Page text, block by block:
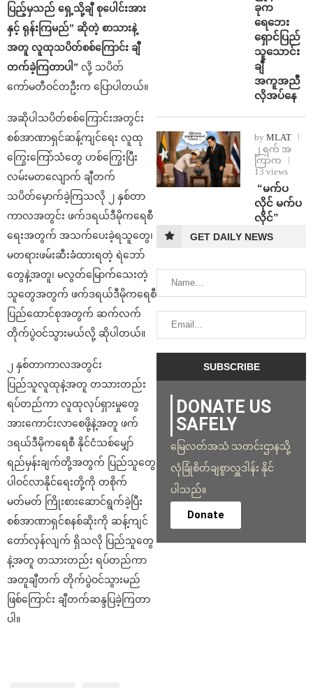
ပြည့်မှသည် ရှေ့သို့ချီ စုပေါင်းအား
နှင့် ရုန်းကြမည်” ဆိုတဲ့ စာသားနဲ့
အတူ လူထုသပိတ်စစ်ကြောင်း ချီ
တက်ခဲ့ကြတာပါ” လို့ သပိတ်
ကော်မတီဝင်တဦးက ပြောပါတယ်။
အဆိုပါသပိတ်စစ်ကြောင်းအတွင်း
စစ်အာဏာရှင်ဆန့်ကျင်ရေး လူထု
ကြွေးကြော်သံတွေ ဟစ်ကြွေးပြီး
လမ်းမတလျောက် ချီတက်
သပိတ်မှောက်ခဲ့ကြသလို ၂ နှစ်တာ
ကာလအတွင်း ဖက်ဒရယ်ဒီမိုကရေစီ
ရေးအတွက် အသက်ပေးခဲ့ရသူတွေ၊
မတရားဖမ်းဆီးခံထားရတဲ့ ရဲဘော်
တွေနဲ့အတူ၊ မလွတ်မြောက်သေးတဲ့
သူတွေအတွက် ဖက်ဒရယ်ဒီမိုကရေစီ
ပြည်ထောင်စုအတွက် ဆက်လက်
တိုက်ပွဲဝင်သွားမယ်လို့ ဆိုပါတယ်။
၂ နှစ်တာကာလအတွင်း
ပြည်သူလူထုနဲ့အတူ တသားတည်း
ရပ်တည်ကာ လူထုလုပ်ရှားမှုတွေ
အားကောင်းလာစေဖို့နဲ့အတူ ဖက်
ဒရယ်ဒီမိုကရေစီ နိုင်ငံသစ်မျှော်
ရည်မှန်းချက်တို့အတွက် ပြည်သူတွေ
ပါဝင်လာနိုင်ရေးတို့ကို တစိုက်
မတ်မတ် ကြိုး‌စားဆောင်ရွက်ခဲ့ပြီး
စစ်အာဏာရှင်စနစ်ဆိုးကို ဆန့်ကျင်
တော်လှန်လျက် ရှိသလို ပြည်သူတွေ
နဲ့အတူ တသားတည်း ရပ်တည်ကာ
အတူချီတက် တိုက်ပွဲဝင်သွားမည်
ဖြစ်ကြောင်း ချီတက်ဆန္ဒပြခဲ့ကြတာ
ပါ။
ခုက
ရေဘေး
ရှောင်ပြည်
သူသောင်း
ချီ
အကူအညီ
လိုအပ်နေ
by MLAT
၂ ရက် အ
ကြာက
13 views
⁨ ⁨“မက်ပ
လိုင် မက်ပ
လိုင်”
GET DAILY NEWS
DONATE US
SAFELY
မြေလတ်အသံ သတင်းဌာနသို့
လုံခြုံစိတ်ချစွာလှူဒါန်း နိုင်
ပါသည်။
Donate